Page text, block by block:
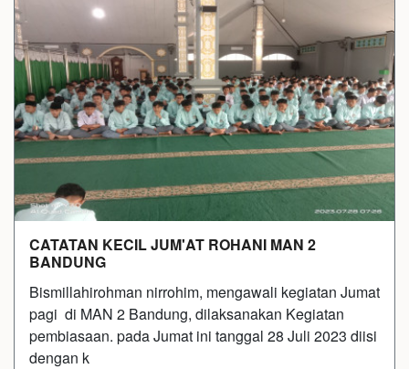
CATATAN KECIL JUM'AT ROHANI MAN 2
BANDUNG
Bismillahirohman nirrohim, mengawali kegiatan Jumat
pagi di MAN 2 Bandung, dilaksanakan Kegiatan
pembiasaan. pada Jumat ini tanggal 28 Juli 2023 diisi
dengan k